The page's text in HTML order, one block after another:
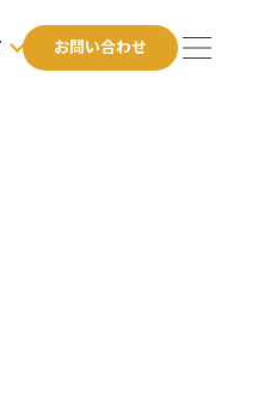
お問い合わせ